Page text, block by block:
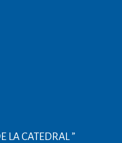
LA CATEDRAL ”